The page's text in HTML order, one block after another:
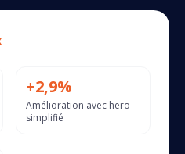
+2,9%
Amélioration avec hero
simplifié